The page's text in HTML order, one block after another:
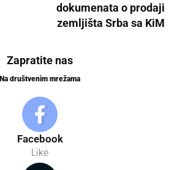
dokumenata o prodaji
zemljišta Srba sa KiM
Zapratite nas
Na društvenim mrežama
Facebook
Like